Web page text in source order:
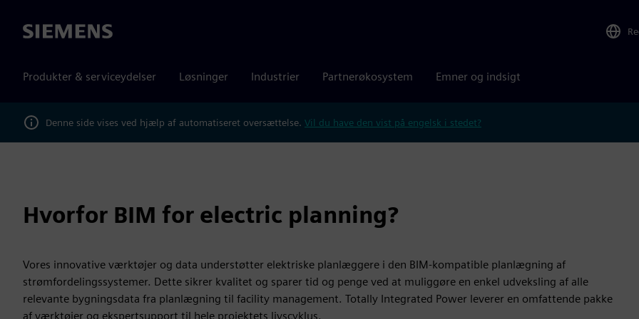
Siemens
Produkter & serviceydelser Løsninger Industrier Partnerøkosystem Emner og indsigt
Denne side vises ved hjælp af automatiseret oversættelse. Vil du have den vist på engelsk i stedet?
Hvorfor BIM for electric planning?
Vores innovative værktøjer og data understøtter elektriske planlæggere i den BIM-kompatible planlægning af
strømfordelingssystemer. Dette sikrer kvalitet og sparer tid og penge ved at muliggøre en enkel udveksling af alle
relevante bygningsdata fra planlægning til facility management. Totally Integrated Power leverer en omfattende pakke
af værktøjer og ekspertsupport til hele projektets livscyklus.